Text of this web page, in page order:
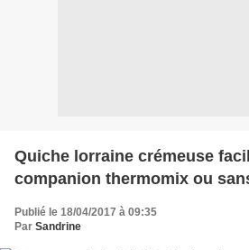
Quiche lorraine crémeuse
companion thermomix ou
Publié le 18/04/2017 à 09:35
Par Sandrine